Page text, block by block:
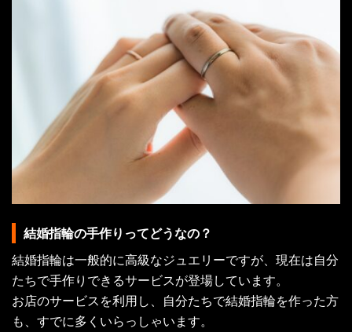
結婚指輪の手作りってどうなの？
結婚指輪は一般的に高級なジュエリーですが、現在は自分
たちで手作りできるサービスが登場しています。
お店のサービスを利用し、自分たちで結婚指輪を作った方
も、すでに多くいらっしゃいます。